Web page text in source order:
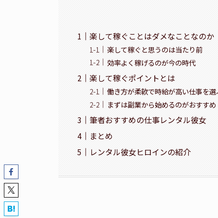
楽して稼ぐことはダメなことなのか
楽して稼ぐと思うのは当たり前
効率よく稼げるのが今の時代
楽して稼ぐポイントとは
働き方が柔軟で時給が高い仕事を
まずは副業から始めるのがおすすめ
筆者おすすめの仕事レンタル彼女
まとめ
レンタル彼女ヒロインの紹介